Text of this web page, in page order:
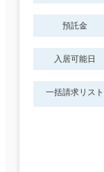
預託金
入居可能日
一括請求リスト